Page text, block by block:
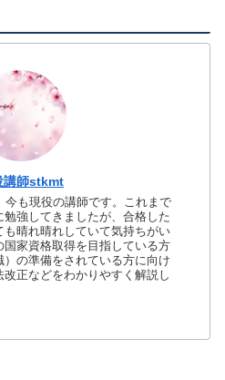
講師stkmt
今も現役の講師です。これまで
強してきましたが、合格した
晴れ晴れしていて気持ちがい
家資格取得を目指している方
の準備をされている方に向け
正などをわかりやすく解説し